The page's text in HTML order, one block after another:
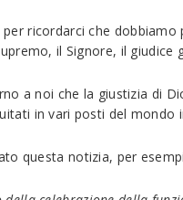
ricordarci che
il Signore, il
a noi che la giustizia di
in vari posti del mondo
questa notizia, per